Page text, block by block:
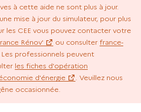
à cette aide ne sont plus à jour.
mise à jour du simulateur, pour plus
les CEE vous pouvez contacter votre
Rénov'
ou consulter france-
Les professionnels peuvent
les fiches d'opération
d'énergie
. Veuillez nous
occasionnée.